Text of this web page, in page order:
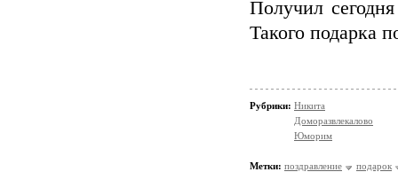
Получил
Такого подарка
Рубрики: Никита
Доморазвлекалово
Юморим
Метки: поздравление подарок